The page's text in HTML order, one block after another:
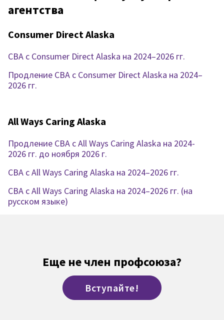
агентства
Consumer Direct Alaska
CBA с Consumer Direct Alaska на 2024–2026 гг.
Продление CBA с Consumer Direct Alaska на 2024–
2026 гг.
All Ways Caring Alaska
Продление CBA с All Ways Caring Alaska на 2024-
2026 гг. до ноября 2026 г.
CBA с All Ways Caring Alaska на 2024–2026 гг.
CBA с All Ways Caring Alaska на 2024–2026 гг. (на
русском языке)
Еще не член профсоюза?
Вступайте!